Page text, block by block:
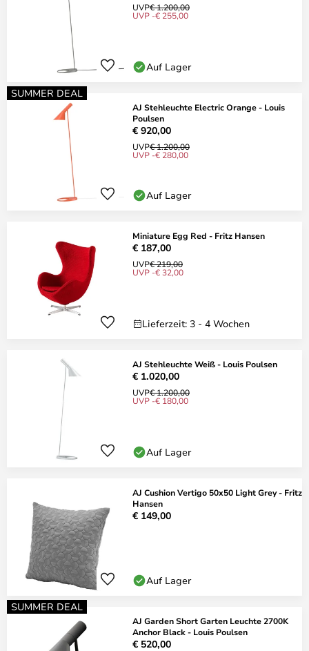
UVP€ 1.200,00
UVP -€ 255,00
Auf Lager
SUMMER DEAL
AJ Stehleuchte Electric Orange - Louis
Poulsen
€ 920,00
UVP€ 1.200,00
UVP -€ 280,00
Auf Lager
Miniature Egg Red - Fritz Hansen
€ 187,00
UVP€ 219,00
UVP -€ 32,00
Lieferzeit: 3 - 4 Wochen
AJ Stehleuchte Weiß - Louis Poulsen
€ 1.020,00
UVP€ 1.200,00
UVP -€ 180,00
Auf Lager
AJ Cushion Vertigo 50x50 Light Grey - Fritz
Hansen
€ 149,00
Auf Lager
SUMMER DEAL
AJ Garden Short Garten Leuchte 2700K
Anchor Black - Louis Poulsen
€ 520,00